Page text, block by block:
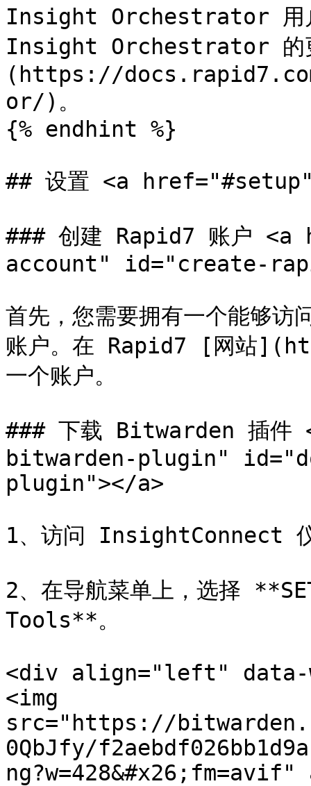
Insight Orchestrator 用户
Insight Orchestrator 的
(https://
or/)。
{% endhint %}
## 设置 <a
### 创建 Rapid7 账户
account" id="create-
首先，您需要拥有一个能
账户。在 Rapid7 [网站
一个账户。
### 下载 Bitwarden 插
bitwarden-plugin"
plugin"></a>
1、访问 InsightConnect
2、在导航菜单上，选择
Tools**。
<div align="left" data-
<img
src="https://
0QbJfy/